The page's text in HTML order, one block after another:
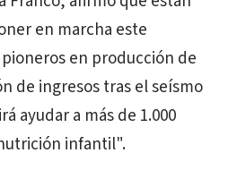
en marcha este
en producción de
de ingresos tras el seísmo
ayudar a más de 1.000
infantil".